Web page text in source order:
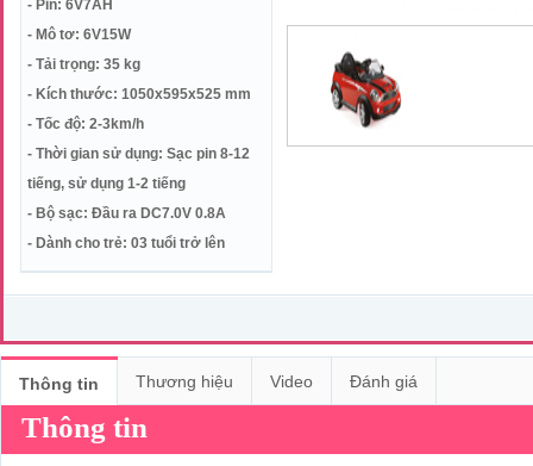
- Pin: 6V7AH
- Mô tơ: 6V15W
- Tải trọng: 35 kg
- Kích thước: 1050x595x525 mm
- Tốc độ: 2-3km/h
- Thời gian sử dụng: Sạc pin 8-12
tiếng, sử dụng 1-2 tiếng
- Bộ sạc: Đầu ra DC7.0V 0.8A
- Dành cho trẻ: 03 tuổi trở lên
Thông tin Thương hiệu Video Đánh giá
Thông tin